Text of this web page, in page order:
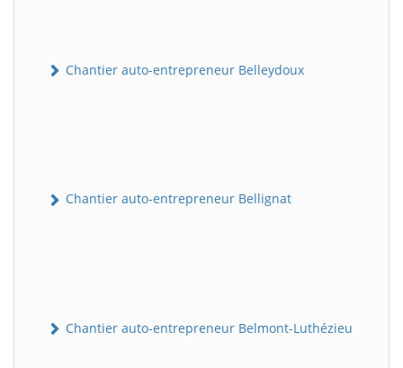
Chantier auto-entrepreneur Belleydoux
Chantier auto-entrepreneur Bellignat
Chantier auto-entrepreneur Belmont-Luthézieu